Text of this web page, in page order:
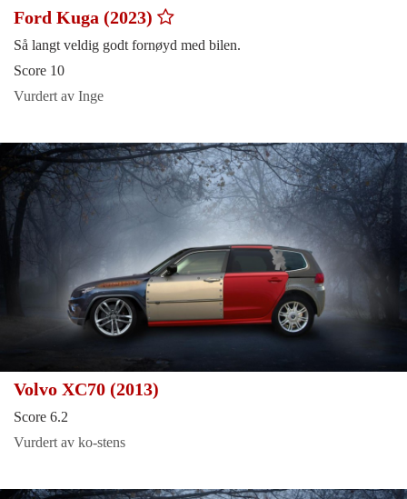
Ford Kuga (2023)
Så langt veldig godt fornøyd med bilen.
Score 10
Vurdert av Inge
Volvo XC70 (2013)
Score 6.2
Vurdert av ko-stens